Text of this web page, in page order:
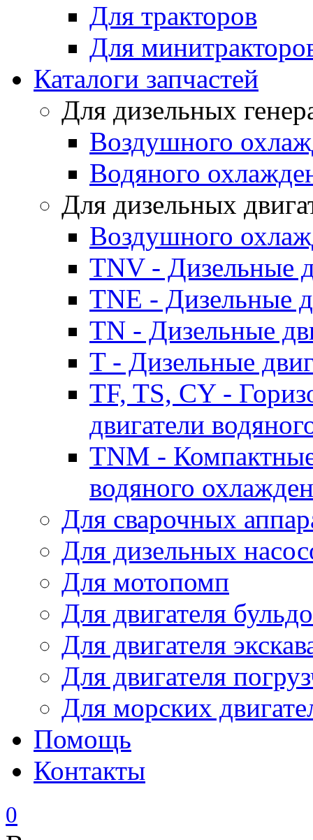
Для тракторов
Для
Каталоги запчастей
Для дизельных
Воздушного
Водяного
Для дизельных
Воздушного
TNV - Дизельные
TNE - Дизельные
TN - Дизельные
T - Дизельные
TF, TS, CY -
двигатели
TNM -
водяного
Для сварочных
Для дизельных
Для мотопомп
Для двигателя
Для двигателя
Для двигателя
Для морских
Помощь
Контакты
0